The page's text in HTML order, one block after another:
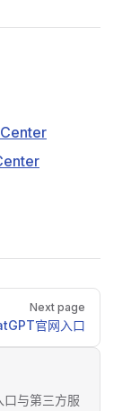
Next page
官网入口
与第三方服